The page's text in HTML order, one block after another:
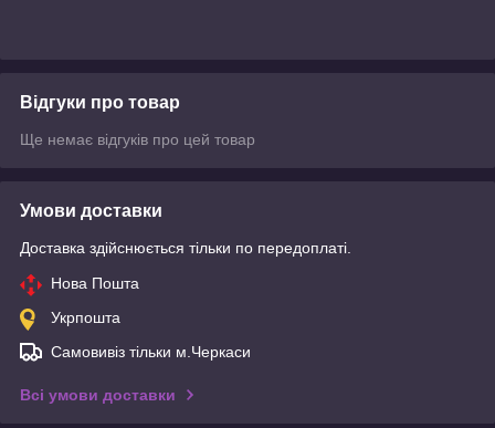
Відгуки про товар
Ще немає відгуків про цей товар
Умови доставки
Доставка здійснюється тільки по передоплаті.
Нова Пошта
Укрпошта
Самовивіз тільки м.Черкаси
Всі умови доставки